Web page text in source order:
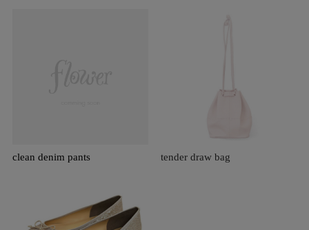
clean denim pants tender draw bag